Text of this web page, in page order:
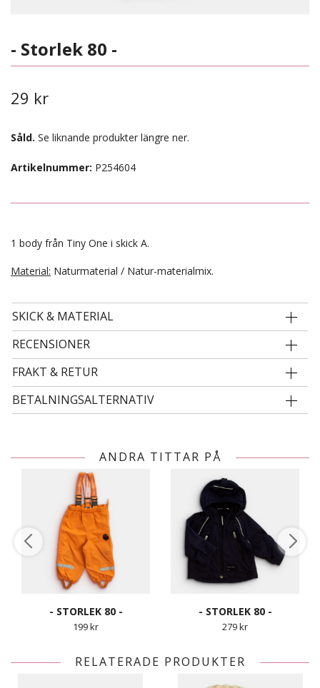
- Storlek 80 -
29 kr
Såld. Se liknande produkter längre ner.
Artikelnummer: P254604
1 body från Tiny One i skick A.
Material: Naturmaterial / Natur-materialmix.
SKICK & MATERIAL
RECENSIONER
FRAKT & RETUR
BETALNINGSALTERNATIV
ANDRA TITTAR PÅ
- STORLEK 80 -
199 kr
- STORLEK 80 -
279 kr
RELATERADE PRODUKTER